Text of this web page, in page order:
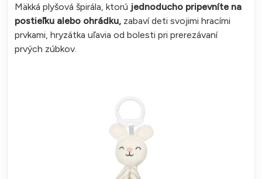
Mäkká plyšová špirála, ktorú jednoducho pripevníte na
postieľku alebo ohrádku, zabaví deti svojimi hracími
prvkami, hryzátka uľavia od bolesti pri prerezávaní
prvých zúbkov.